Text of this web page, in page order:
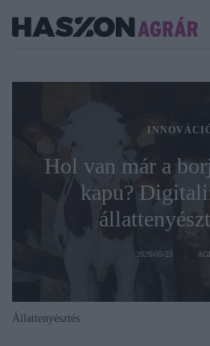
Hol van már a
kapu?
2026-05-25
Állattenyésztés